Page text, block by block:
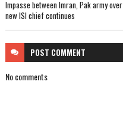
Impasse between Imran, Pak army over
new ISI chief continues
POST COMMENT
No comments